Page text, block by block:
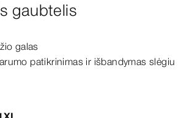
gaubtelis
galas
patikrinimas ir išbandymas slėgiu